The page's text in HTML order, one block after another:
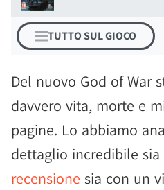
TUTTO SUL GIOCO
Del nuovo God of War
davvero vita, morte e
pagine. Lo abbiamo
dettaglio incredibile sia
recensione sia con un